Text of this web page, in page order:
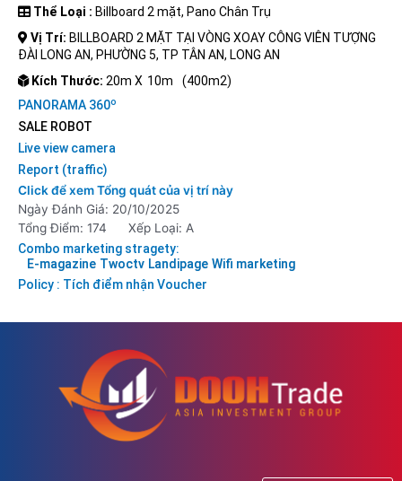
Thể Loại : Billboard 2 mặt, Pano Chân Trụ
Vị Trí: BILLBOARD 2 MẶT TẠI VÒNG XOAY CÔNG VIÊN TƯỢNG
ĐÀI LONG AN, PHƯỜNG 5, TP TÂN AN, LONG AN
Kích Thước: 20m X 10m
(400m2)
PANORAMA 360o
SALE ROBOT
Live view camera
Report (traffic)
Click để xem Tổng quát của vị trí này
Ngày Đánh Giá: 20/10/2025
Tổng Điểm: 174
Xếp Loại: A
Combo marketing stragety:
E-magazine Twoctv Landipage Wifi marketing
Policy : Tích điểm nhận Voucher